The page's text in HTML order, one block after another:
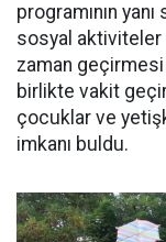
programının
sosyal aktiviteler
zaman geçirmesi
birlikte vakit
çocuklar ve
imkanı buldu.